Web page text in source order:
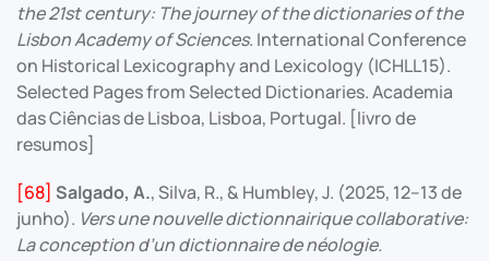
the 21st century: The journey of the dictionaries of the
Lisbon Academy of Sciences. International Conference
on Historical Lexicography and Lexicology (ICHLL15).
Selected Pages from Selected Dictionaries. Academia
das Ciências de Lisboa, Lisboa, Portugal. [livro de
resumos]
[68] Salgado, A., Silva, R., & Humbley, J. (2025, 12–13 de
junho). Vers une nouvelle dictionnairique collaborative:
La conception d’un dictionnaire de néologie.